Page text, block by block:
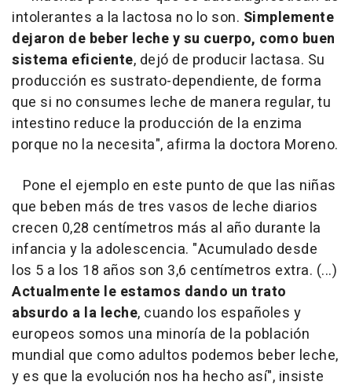
intolerantes a la lactosa no lo son. Simplemente
dejaron de beber leche y su cuerpo, como buen
sistema eficiente, dejó de producir lactasa. Su
producción es sustrato-dependiente, de forma
que si no consumes leche de manera regular, tu
intestino reduce la producción de la enzima
porque no la necesita", afirma la doctora Moreno.
Pone el ejemplo en este punto de que las niñas
que beben más de tres vasos de leche diarios
crecen 0,28 centímetros más al año durante la
infancia y la adolescencia. "Acumulado desde
los 5 a los 18 años son 3,6 centímetros extra. (...)
Actualmente le estamos dando un trato
absurdo a la leche, cuando los españoles y
europeos somos una minoría de la población
mundial que como adultos podemos beber leche,
y es que la evolución nos ha hecho así", insiste